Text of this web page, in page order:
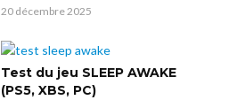
20 décembre 2025
Test du jeu SLEEP AWAKE
(PS5, XBS, PC)